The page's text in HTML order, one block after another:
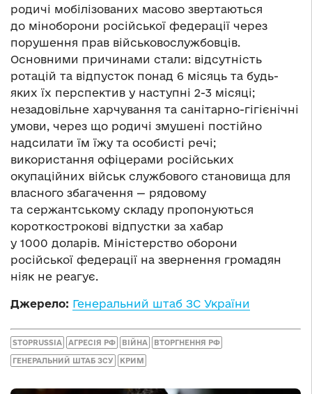
родичі мобілізованих масово звертаються
до міноборони російської федерації через
порушення прав військовослужбовців.
Основними причинами стали: відсутність
ротацій та відпусток понад 6 місяць та будь-
яких їх перспектив у наступні 2-3 місяці;
незадовільне харчування та санітарно-гігієнічні
умови, через що родичі змушені постійно
надсилати їм їжу та особисті речі;
використання офіцерами російських
окупаційних військ службового становища для
власного збагачення — рядовому
та сержантському складу пропонуються
короткострокові відпустки за хабар
у 1000 доларів. Міністерство оборони
російської федерації на звернення громадян
ніяк не реагує.
Джерело: Генеральний штаб ЗС України
STOPRUSSIA АГРЕСІЯ РФ ВІЙНА ВТОРГНЕННЯ РФ
ГЕНЕРАЛЬНИЙ ШТАБ ЗСУ КРИМ